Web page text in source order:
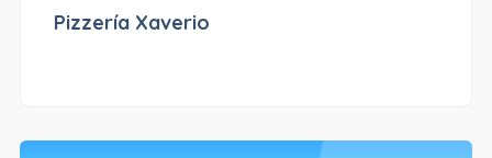
Pizzería Xaverio